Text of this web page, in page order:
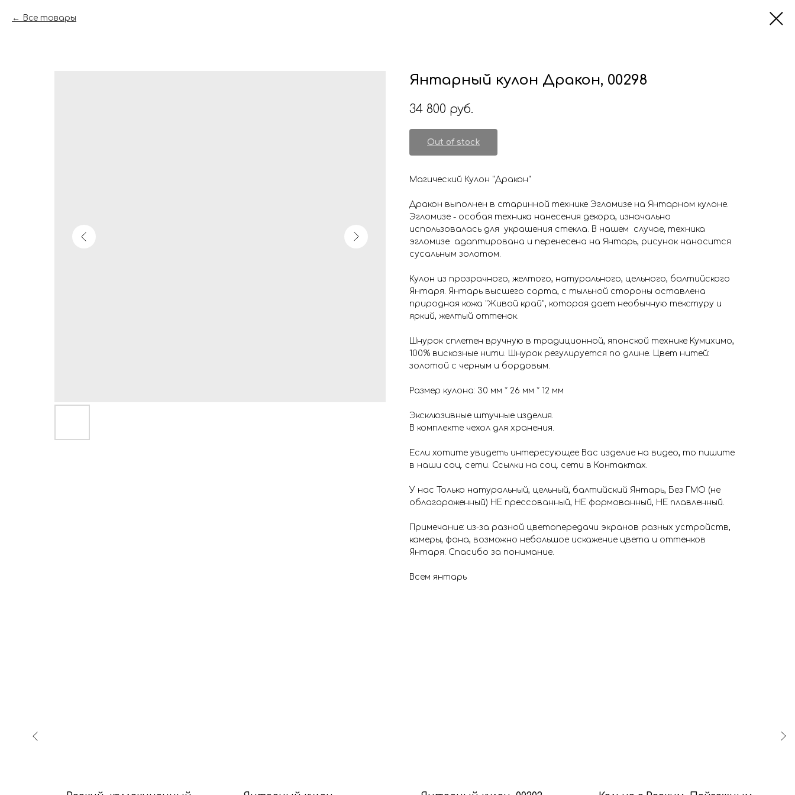
Все товары
Янтарный кулон Дракон, 00298
34 800 руб.
Out of stock
Магический Кулон "Дракон"
Дракон выполнен в старинной технике Эгломизе на Янтарном кулоне.
Эгломизе - особая техника нанесения декора, изначально
использовалась для украшения стекла. В нашем случае, техника
эгломизе адаптирована и перенесена на Янтарь, рисунок наносится
сусальным золотом.
Кулон из прозрачного, желтого, натурального, цельного, балтийского
Янтаря. Янтарь высшего сорта, с тыльной стороны оставлена
природная кожа "Живой край", которая дает необычную текстуру и
яркий, желтый оттенок.
Шнурок сплетен вручную в традиционной, японской технике Кумихимо,
100% вискозные нити. Шнурок регулируется по длине. Цвет нитей:
золотой с черным и бордовым.
Размер кулона: 30 мм * 26 мм * 12 мм
Эксклюзивные штучные изделия.
В комплекте чехол для хранения.
Если хотите увидеть интересующее Вас изделие на видео, то пишите
в наши соц. сети. Ссылки на соц. сети в Контактах.
У нас Только натуральный, цельный, балтийский Янтарь, Без ГМО (не
облагороженный) НЕ прессованный, НЕ формованный, НЕ плавленный.
Примечание: из-за разной цветопередачи экранов разных устройств,
камеры, фона, возможно небольшое искажение цвета и оттенков
Янтаря. Спасибо за понимание.
Всем янтарь